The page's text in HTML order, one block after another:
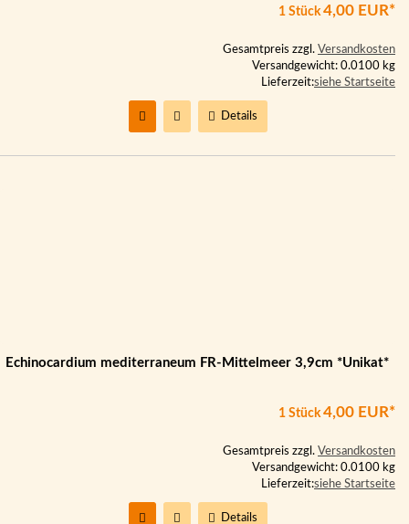
1 Stück 4,00 EUR*
Gesamtpreis zzgl. Versandkosten
Versandgewicht: 0.0100 kg
Lieferzeit:siehe Startseite
Details
Echinocardium mediterraneum FR-Mittelmeer 3,9cm *Unikat*
1 Stück 4,00 EUR*
Gesamtpreis zzgl. Versandkosten
Versandgewicht: 0.0100 kg
Lieferzeit:siehe Startseite
Details